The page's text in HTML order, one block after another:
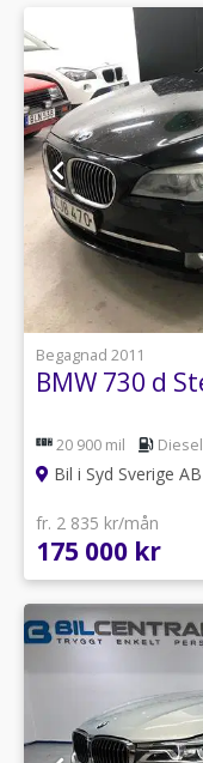
Begagnad 2011
BMW 730 d
20 900 mil Diesel
Bil i Syd Sverige AB
fr. 2 835 kr/mån
175 000 kr